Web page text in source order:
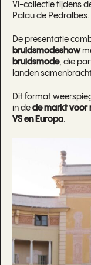
VI-collectie tijdens
Palau de Pedralbes.
De presentatie
bruidsmodeshow
bruidsmode, die
landen
Dit format
in de de markt voor
VS en Europa.